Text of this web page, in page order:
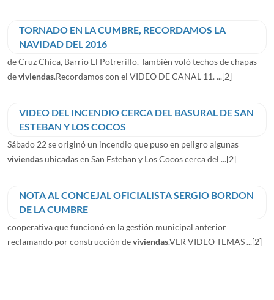
TORNADO EN LA CUMBRE, RECORDAMOS LA
NAVIDAD DEL 2016
de Cruz Chica, Barrio El Potrerillo. También voló techos de chapas
deviviendas.Recordamos con el VIDEO DE CANAL 11. ...[2]
VIDEO DEL INCENDIO CERCA DEL BASURAL DE SAN
ESTEBAN Y LOS COCOS
Sábado 22 se originó un incendio que puso en peligro algunas
viviendasubicadas en San Esteban y Los Cocos cerca del ...[2]
NOTA AL CONCEJAL OFICIALISTA SERGIO BORDON
DE LA CUMBRE
cooperativa que funcionó en la gestión municipal anterior
reclamando por construcción deviviendas.VER VIDEO TEMAS ...[2]